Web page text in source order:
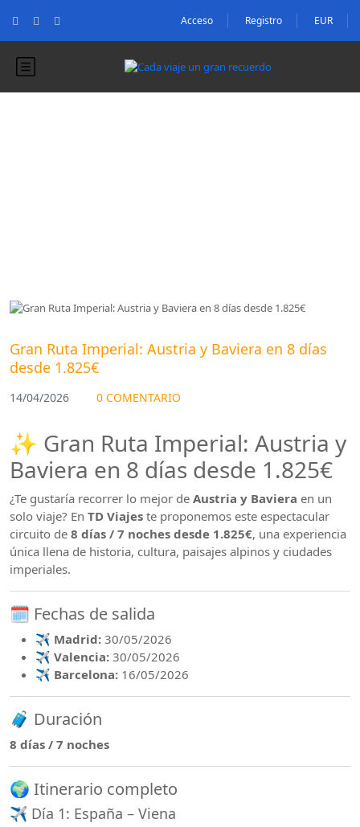
Acceso Registro EUR
Gran Ruta Imperial: Austria y Baviera en 8 días
desde 1.825€
14/04/2026 0 COMENTARIO
✨ Gran Ruta Imperial: Austria y
Baviera en 8 días desde 1.825€
¿Te gustaría recorrer lo mejor de Austria y Baviera en un
solo viaje? En TD Viajes te proponemos este espectacular
circuito de 8 días / 7 noches desde 1.825€, una experiencia
única llena de historia, cultura, paisajes alpinos y ciudades
imperiales.
🗓️ Fechas de salida
✈️ Madrid: 30/05/2026
✈️ Valencia: 30/05/2026
✈️ Barcelona: 16/05/2026
🧳 Duración
8 días / 7 noches
🌍 Itinerario completo
✈️ Día 1: España – Viena